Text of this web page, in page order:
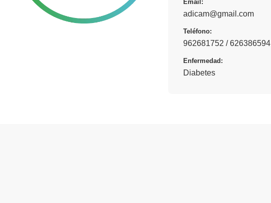
Email:
adicam@gmail.com
Teléfono:
962681752 / 626386594
Enfermedad:
Diabetes